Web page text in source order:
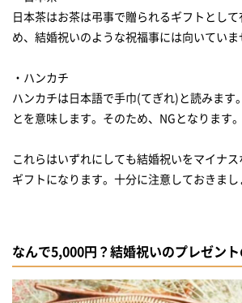
日本茶はお茶は弔事で贈られるギフトとし
め、結婚祝いのような祝福事には向いていま
・ハンカチ
ハンカチは日本語で手巾(てぎれ)と読みます
とを意味します。そのため、NGとなります。
これらはいずれにしても結婚祝いをマイナ
ギフトになります。十分に注意しておきまし
なんで5,000円？結婚祝いのプレゼン